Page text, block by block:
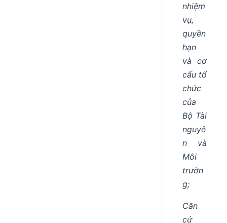
nhiệm
vụ,
quyền
hạn
và cơ
cấu tổ
chức
của
Bộ Tài
nguyê
n và
Môi
trườn
g;
Căn
cứ